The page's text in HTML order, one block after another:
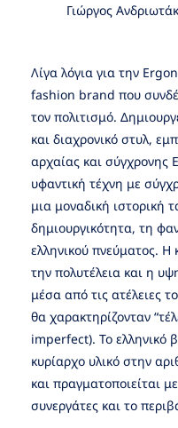
Γιώργος
Λίγα λόγια για την
fashion brand που
τον πολιτισμό.
και διαχρονικό στυλ,
αρχαίας και σύγχρονης
υφαντική τέχνη με
μια μοναδική ιστορική
δημιουργικότητα, τη
ελληνικού πνεύματος. Η
την πολυτέλεια και η
μέσα από τις ατέλειες
θα χαρακτηρίζονταν
imperfect). Το ελληνικό
κυρίαρχο υλικό στην
και πραγματοποιείται
συνεργάτες και το